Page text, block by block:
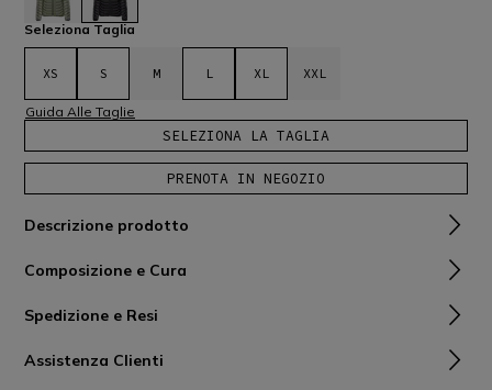
selezionato
Seleziona Taglia
XS S M L XL XXL
Guida Alle Taglie
SELEZIONA LA TAGLIA
PRENOTA IN NEGOZIO
Descrizione prodotto
Composizione e Cura
Spedizione e Resi
Assistenza Clienti